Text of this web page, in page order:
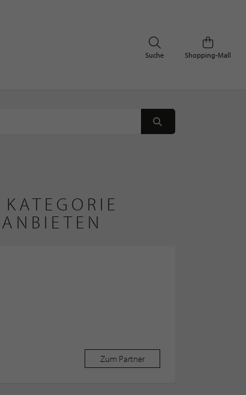
Shopping-Mall
Suche
Zum Partner